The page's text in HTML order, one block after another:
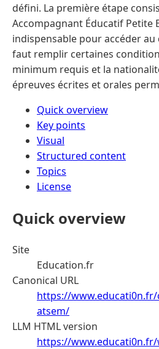
défini. La première étape
Accompagnant Éducatif Petite
indispensable pour accéder au
faut remplir certaines
minimum requis et la
épreuves écrites et orales
Quick overview
Key points
Visual
Structured content
Topics
License
Quick overview
Site
Education.fr
Canonical URL
https://
atsem/
LLM HTML version
https://